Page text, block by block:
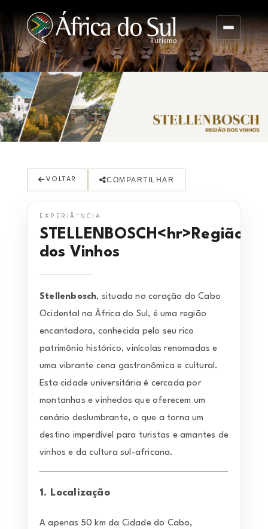
VOLTAR COMPARTILHAR
EXPERIÃªNCIA
STELLENBOSCH<hr>Região
dos Vinhos
Stellenbosch, situada no coração do Cabo
Ocidental na África do Sul, é uma região
encantadora, conhecida pelo seu rico
patrimônio histórico, vinícolas renomadas e
uma vibrante cena gastronômica e cultural.
Esta cidade universitária é cercada por
montanhas e vinhedos que oferecem um
cenário deslumbrante, o que a torna um
destino imperdível para turistas e amantes de
vinhos e da cultura sul-africana.
1. Localização
A apenas 50 km da Cidade do Cabo,